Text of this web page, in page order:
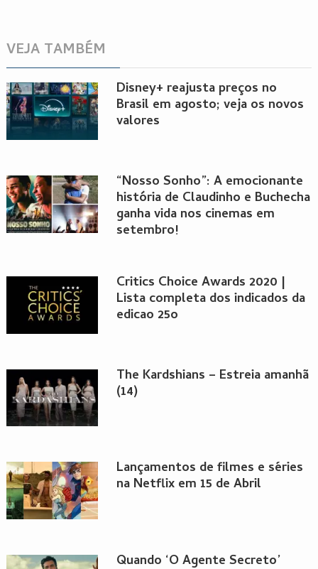
VEJA TAMBÉM
Disney+ reajusta preços no
Brasil em agosto; veja os novos
valores
“Nosso Sonho”: A emocionante
história de Claudinho e Buchecha
ganha vida nos cinemas em
setembro!
Critics Choice Awards 2020 |
Lista completa dos indicados da
edicao 25o
The Kardshians – Estreia amanhã
(14)
Lançamentos de filmes e séries
na Netflix em 15 de Abril
Quando ‘O Agente Secreto’